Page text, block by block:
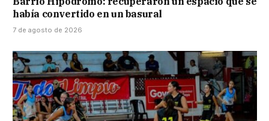
había convertido en un basural
7 de agosto de 2026